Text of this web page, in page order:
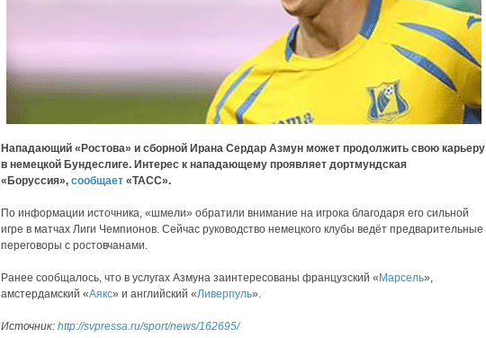
Нападающий «Ростова» и сборной Ирана Сердар Азмун может продолжить свою карьеру
в немецкой Бундеслиге. Интерес к нападающему проявляет дортмундская
«Боруссия», сообщает «ТАСС».
По информации источника, «шмели» обратили внимание на игрока благодаря его сильной
игре в матчах Лиги Чемпионов. Сейчас руководство немецкого клубы ведёт предварительные
переговоры с ростовчанами.
Ранее сообщалось, что в услугах Азмуна заинтересованы французский « Марсель»,
амстердамский «Аякс» и английский «Ливерпуль».
Источник: http://svpressa.ru/sport/news/162695/